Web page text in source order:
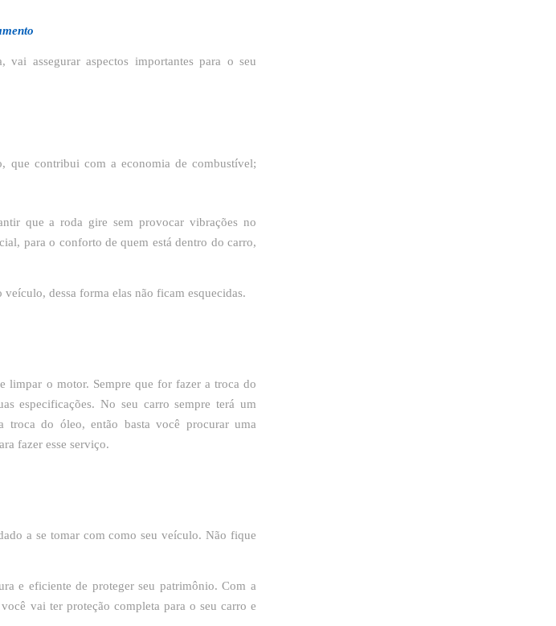
assegurar aspectos importantes para o seu
que contribui com a economia de combustível;
que a roda gire sem provocar vibrações no
para o conforto de quem está dentro do carro,
dessa forma elas não ficam esquecidas.
limpar o motor. Sempre que for fazer a troca do
especificações. No seu carro sempre terá um
troca do óleo, então basta você procurar uma
fazer esse serviço.
a se tomar com como seu veículo. Não fique
e eficiente de proteger seu patrimônio. Com a
vai ter proteção completa para o seu carro e